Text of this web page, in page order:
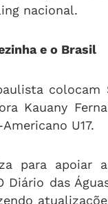
nacional.
e o Brasil
colocam
Kauany
U17.
para apoiar
Diário das